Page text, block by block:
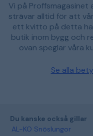
Vi på
strävar alltid för att
ett kvitto på detta
butik inom bygg och
ovan speglar våra
Se alla
Du kanske också gillar
AL-KO Snöslungor